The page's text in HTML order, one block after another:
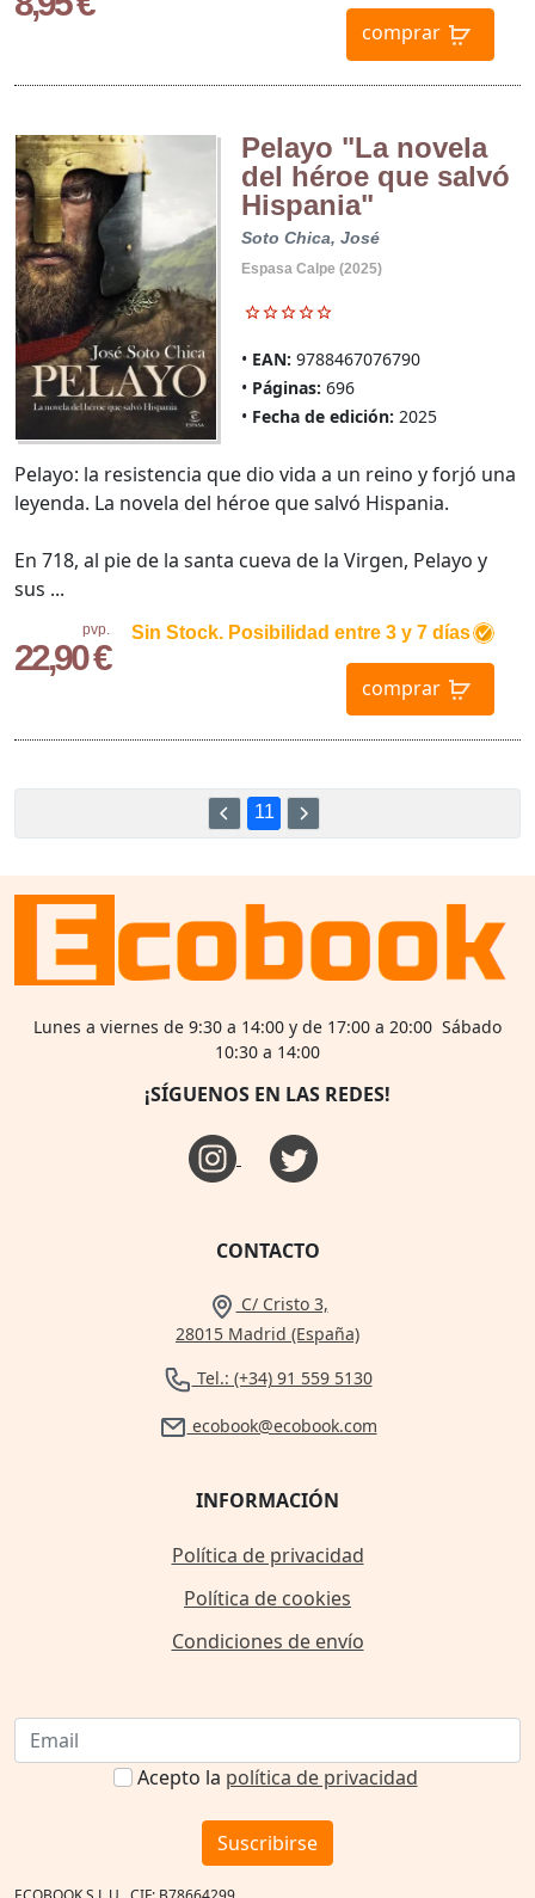
comprar
Pelayo "La novela
del héroe que salvó
Hispania"
Soto Chica, José
Espasa Calpe (2025)
EAN: 9788467076790
Páginas: 696
Fecha de edición: 2025
pvp.
22,90 €
Sin Stock. Posibilidad entre 3 y 7 días
comprar
Pelayo: la resistencia que dio vida a un reino y forjó una
leyenda. La novela del héroe que salvó Hispania.
En 718, al pie de la santa cueva de la Virgen, Pelayo y
sus ...
11
Lunes a viernes de 9:30 a 14:00 y de 17:00 a 20:00 Sábado
10:30 a 14:00
¡SÍGUENOS EN LAS REDES!
CONTACTO
C/ Cristo 3,
28015 Madrid (España)
Tel.: (+34) 91 559 5130
ecobook@ecobook.com
INFORMACIÓN
Política de privacidad
Política de cookies
Condiciones de envío
Acepto la política de privacidad
Suscribirse